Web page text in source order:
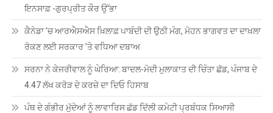
ਇਨਸਾਫ਼ -ਗੁਰਪ੍ਰੀਤ ਕੌਰ ਉੱਭਾ
ਕੈਨੇਡਾ ’ਚ ਆਰਐਸਐਸ ਖ਼ਿਲਾਫ਼ ਪਾਬੰਦੀ ਦੀ ਉਠੀ ਮੰਗ, ਮੋਹਨ ਭਾਗਵਤ ਦਾ ਦਾਖ਼ਲਾ
ਰੋਕਣ ਲਈ ਸਰਕਾਰ ’ਤੇ ਵਧਿਆ ਦਬਾਅ
ਸਰਨਾ ਨੇ ਕੇਜਰੀਵਾਲ ਨੂੰ ਘੇਰਿਆ: ਬਾਦਲ-ਮੋਦੀ ਮੁਲਾਕਾਤ ਦੀ ਚਿੰਤਾ ਛੱਡ, ਪੰਜਾਬ ਦੇ
4.47 ਲੱਖ ਕਰੋੜ ਦੇ ਕਰਜ਼ੇ ਦਾ ਦਿਓ ਹਿਸਾਬ
ਪੰਥ ਦੇ ਗੰਭੀਰ ਮੁੱਦੇਆਂ ਨੂੰ ਲਾਵਾਰਿਸ ਛੱਡ ਦਿੱਲੀ ਕਮੇਟੀ ਪ੍ਰਬੰਧਕ ਸਿਆਸੀ